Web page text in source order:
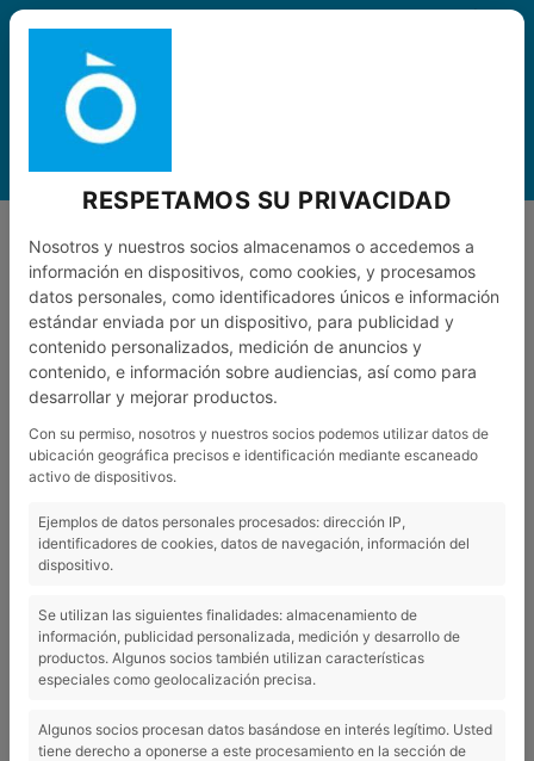
CAT
TALLER DE BICICLETES
Som experts en reparar bicicletes!
AMB LA GARANTIA D'ÒPTIMBIKE
RESPETAMOS SU PRIVACIDAD
Nosotros y nuestros socios almacenamos o accedemos a
información en dispositivos, como cookies, y procesamos
datos personales, como identificadores únicos e información
estándar enviada por un dispositivo, para publicidad y
contenido personalizados, medición de anuncios y
contenido, e información sobre audiencias, así como para
desarrollar y mejorar productos.
Con su permiso, nosotros y nuestros socios podemos utilizar datos de
ubicación geográfica precisos e identificación mediante escaneado
activo de dispositivos.
Ejemplos de datos personales procesados: dirección IP,
identificadores de cookies, datos de navegación, información del
dispositivo.
Se utilizan las siguientes finalidades: almacenamiento de
información, publicidad personalizada, medición y desarrollo de
productos. Algunos socios también utilizan características
especiales como geolocalización precisa.
Algunos socios procesan datos basándose en interés legítimo. Usted
tiene derecho a oponerse a este procesamiento en la sección de